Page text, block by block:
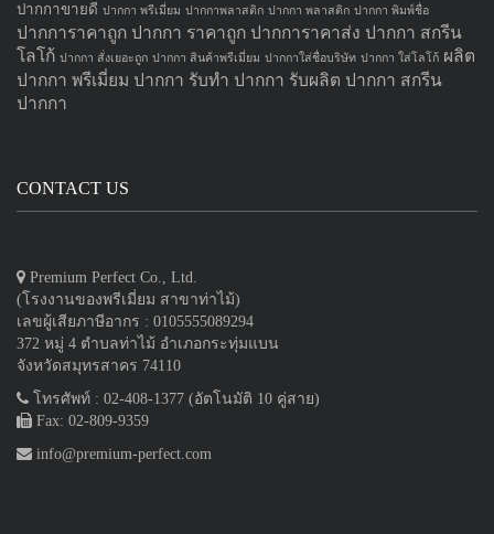
ปากกาขายดี ปากกา พรีเมี่ยม ปากกาพลาสติก ปากกา พลาสติก ปากกา พิมพ์ชื่อ
ปากการาคาถูก ปากกา ราคาถูก ปากการาคาส่ง ปากกา สกรีน
โลโก้ ปากกา สั่งเยอะถูก ปากกา สินค้าพรีเมี่ยม ปากกาใส่ชื่อบริษัท ปากกา ใส่โลโก้ ผลิต
ปากกา พรีเมี่ยม ปากกา รับทำ ปากกา รับผลิต ปากกา สกรีน
ปากกา
CONTACT US
Premium Perfect Co., Ltd.
(โรงงานของพรีเมี่ยม สาขาท่าไม้)
เลขผู้เสียภาษีอากร : 0105555089294
372 หมู่ 4 ตำบลท่าไม้ อำเภอกระทุ่มแบน
จังหวัดสมุทรสาคร 74110
โทรศัพท์ : 02-408-1377 (อัตโนมัติ 10 คู่สาย)
Fax: 02-809-9359
info@premium-perfect.com